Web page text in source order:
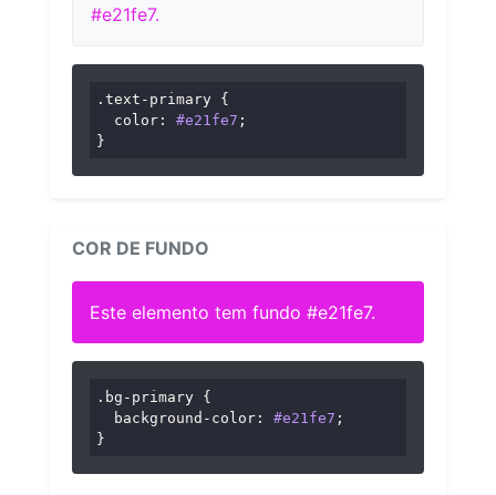
#e21fe7.
.text-primary {
color : #e21fe7 ;
}
COR DE FUNDO
Este elemento tem fundo #e21fe7.
.bg-primary {
background-color : #e21fe7 ;
}